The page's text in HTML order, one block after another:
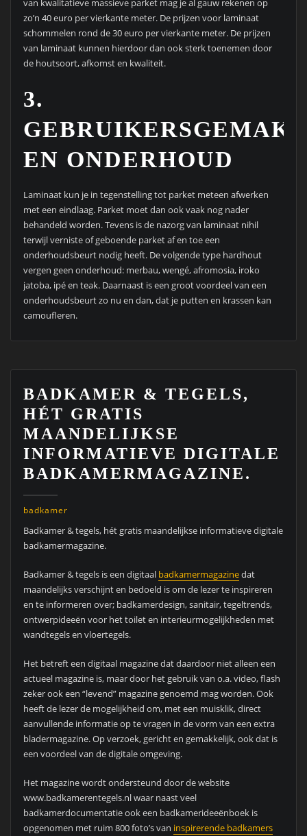
van kwalitatieve massieve parket mag je al gauw rekenen op
zo’n 40 euro per vierkante meter. De prijzen voor laminaat
schommelen rond de 30 euro per vierkante meter. De prijzen
van laminaat kunnen hierdoor dan ook sterk toenemen door
de houtsoort, afkomst en kwaliteit.
3.
GEBRUIKERSGEMAK
EN ONDERHOUD
Laminaat kun je in tegenstelling tot parket meteen afwerken
met een eindlaag. Parket moet dan ook vaak nog nader
behandeld worden. Tevens is de nazorg van laminaat nihil
terwijl verniste of geboende parket af en toe een
onderhoudsbeurt nodig heeft. De volgende type hardhout
vergen geen onderhoud: merbau, wengé, afromosia, iroko
jatoba, ipé en teak. Daarnaast is een groot voordeel van een
onderhoudsbeurt zo nu en dan, dat je putten en krassen kan
camoufleren.
BADKAMER & TEGELS,
HÉT GRATIS
MAANDELIJKSE
INFORMATIEVE DIGITALE
BADKAMERMAGAZINE.
badkamer
Badkamer & tegels, hét gratis maandelijkse informatieve digitale
badkamermagazine.
Badkamer & tegels is een digitaal badkamermagazinedat
maandelijks verschijnt en bedoeld is om de lezer te inspireren
en te informeren over; badkamerdesign, sanitair, tegeltrends,
ontwerpideeën voor het toilet en interieurmogelijkheden met
wandtegels en vloertegels.
Het betreft een digitaal magazine dat daardoor niet alleen een
actueel magazine is, maar door het gebruik van o.a. video, flash
zeker ook een “levend” magazine genoemd mag worden. Ook
heeft de lezer de mogelijkheid om, met een muisklik, direct
aanvullende informatie op te vragen in de vorm van een extra
bladermagazine. Op verzoek, gericht en gemakkelijk, ook dat is
een voordeel van de digitale omgeving.
Het magazine wordt ondersteund door de website
www.badkamerentegels.nl waar naast veel
badkamerdocumentatie ook een badkamerideeënboek is
opgenomen met ruim 800 foto’s van inspirerende badkamers